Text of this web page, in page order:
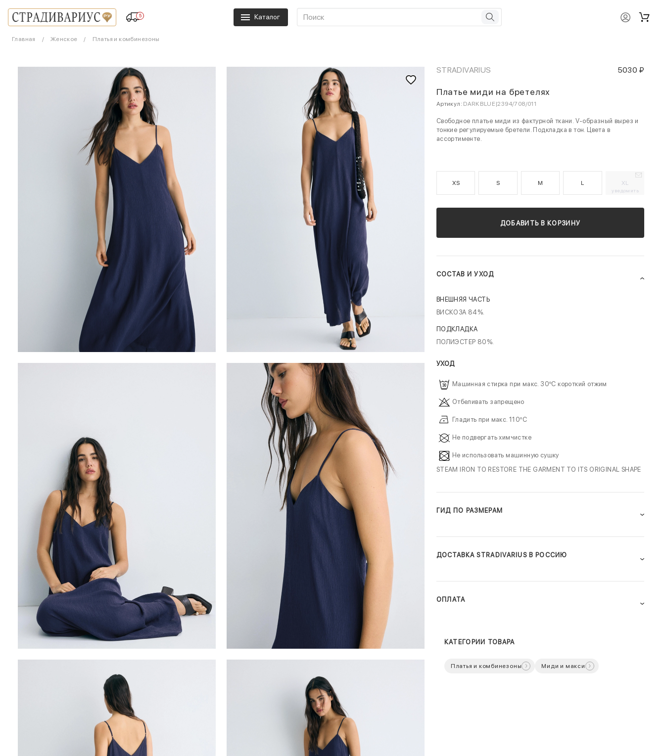
5 Каталог
Главная Женское Платья и комбинезоны
STRADIVARIUS 5030 ₽
Платье миди на бретелях
Артикул: DARK BLUE|2394/708/011
Свободное платье миди из фактурной ткани. V-образный вырез и
тонкие регулируемые бретели. Подкладка в тон. Цвета в
ассортименте.
XS S M L XL
уведомить
ДОБАВИТЬ В КОРЗИНУ
СОСТАВ И УХОД
ВНЕШНЯЯ ЧАСТЬ
ВИСКОЗА 84%.
ПОДКЛАДКА
ПОЛИЭСТЕР 80%.
УХОД
Машинная стирка при макс. 30ºC короткий отжим
Отбеливать запрещено
Гладить при макс. 110ºC
Не подвергать химчистке
Не использовать машинную сушку
STEAM IRON TO RESTORE THE GARMENT TO ITS ORIGINAL SHAPE
ГИД ПО РАЗМЕРАМ
ДОСТАВКА STRADIVARIUS В РОССИЮ
ОПЛАТА
КАТЕГОРИИ ТОВАРА
Платья и комбинезоны Миди и макси